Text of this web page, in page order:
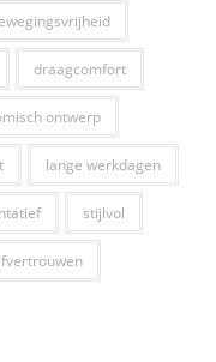
draagcomfort
ontwerp
lange werkdagen
stijlvol